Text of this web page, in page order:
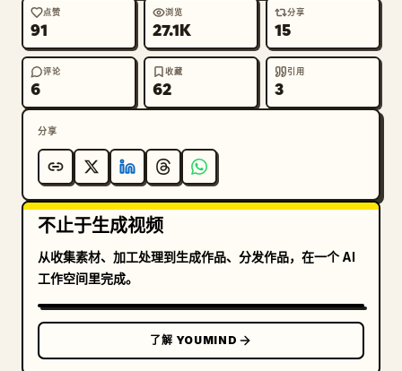
点赞
91
浏览
27.1K
分享
15
评论
6
收藏
62
引用
3
分享
不止于生成视频
从收集素材、加工处理到生成作品、分发作品，在一个 AI
工作空间里完成。
了解 YOUMIND